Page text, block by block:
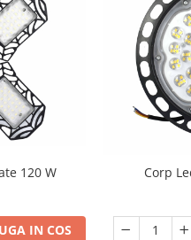
120 W
IN COS
Corp